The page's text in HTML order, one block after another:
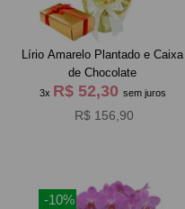
Lírio Amarelo Plantado e Caixa
de Chocolate
3x R$ 52,30 sem juros
R$ 156,90
-10%